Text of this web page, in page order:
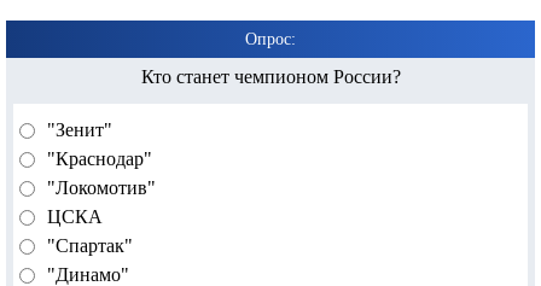
Опрос:
Кто станет чемпионом России?
"Зенит"
"Краснодар"
"Локомотив"
ЦСКА
"Спартак"
"Динамо"